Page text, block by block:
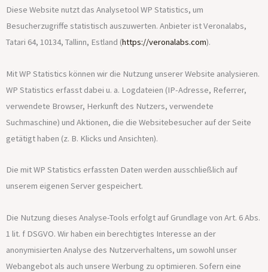
Diese Website nutzt das Analysetool WP Statistics, um
Besucherzugriffe statistisch auszuwerten. Anbieter ist Veronalabs,
Tatari 64, 10134, Tallinn, Estland (https://veronalabs.com).
Mit WP Statistics können wir die Nutzung unserer Website analysieren.
WP Statistics erfasst dabei u. a. Logdateien (IP-Adresse, Referrer,
verwendete Browser, Herkunft des Nutzers, verwendete
Suchmaschine) und Aktionen, die die Websitebesucher auf der Seite
getätigt haben (z. B. Klicks und Ansichten).
Die mit WP Statistics erfassten Daten werden ausschließlich auf
unserem eigenen Server gespeichert.
Die Nutzung dieses Analyse-Tools erfolgt auf Grundlage von Art. 6 Abs.
1 lit. f DSGVO. Wir haben ein berechtigtes Interesse an der
anonymisierten Analyse des Nutzerverhaltens, um sowohl unser
Webangebot als auch unsere Werbung zu optimieren. Sofern eine